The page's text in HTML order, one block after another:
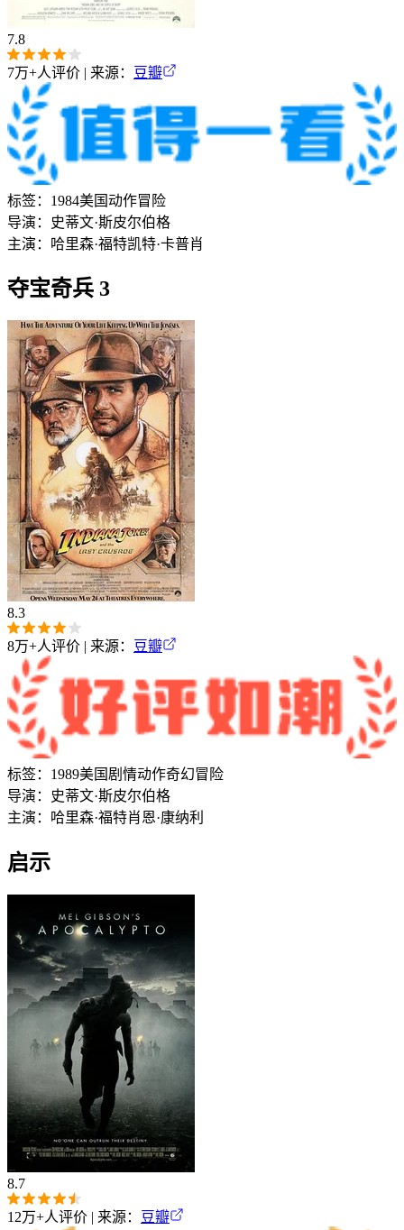
7.8
7万+人评价 | 来源： 豆瓣
标签： 1984美国动作冒险
导演：
史蒂文·斯皮尔伯格
主演： 哈里森·福特凯特·卡普肖
夺宝奇兵 3
8.3
8万+人评价 | 来源： 豆瓣
标签： 1989美国 剧情动作奇幻冒险
导演：
史蒂文·斯皮尔伯格
主演： 哈里森·福特肖恩·康纳利
启示
8.7
12万+人评价 | 来源： 豆瓣